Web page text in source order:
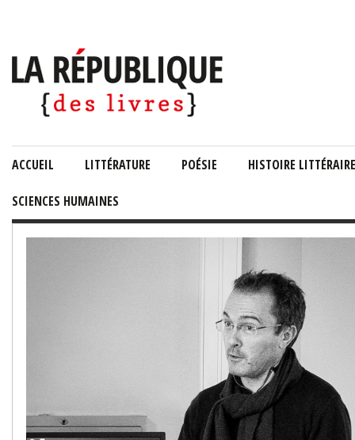
ACCUEIL LITTÉRATURE POÉSIE HISTOIRE LITTÉRAIRE
SCIENCES HUMAINES